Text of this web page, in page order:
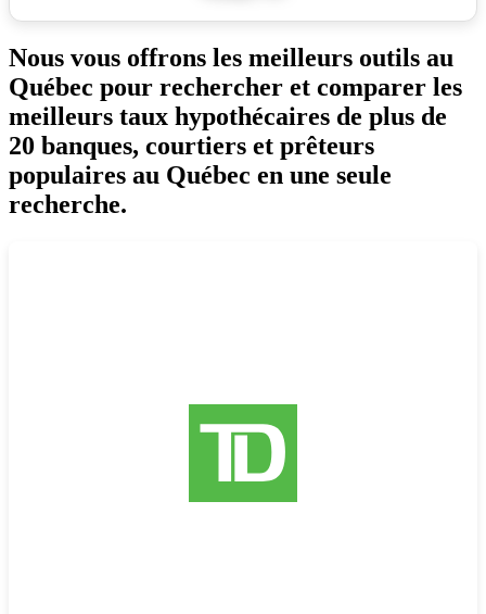
Nous vous offrons les meilleurs outils au
Québec pour rechercher et comparer les
meilleurs taux hypothécaires de plus de
20 banques, courtiers et prêteurs
populaires au Québec en une seule
recherche.